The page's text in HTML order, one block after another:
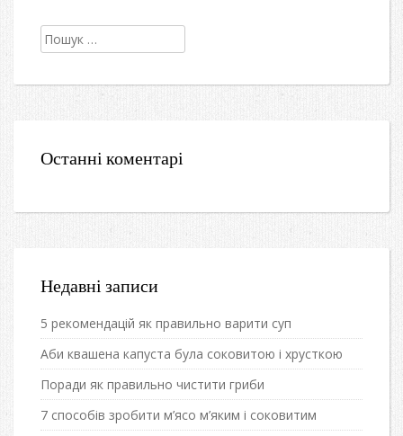
Пошук:
Останні коментарі
Недавні записи
5 рекомендацій як правильно варити суп
Аби квашена капуста була соковитою і хрусткою
Поради як правильно чистити гриби
7 способів зробити м’ясо м’яким і соковитим